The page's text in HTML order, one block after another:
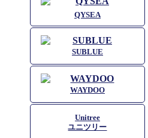
QYSEA
SUBLUE
WAYDOO
Unitree
ユニツリー